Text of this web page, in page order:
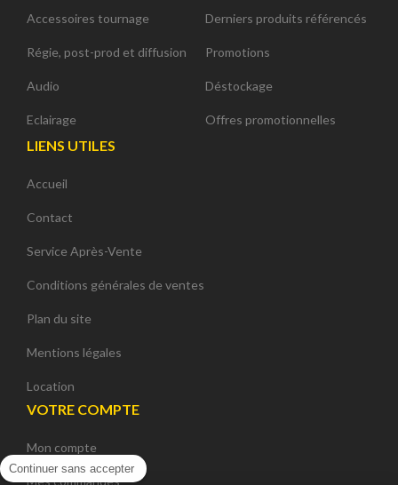
Accessoires tournage
Régie, post-prod et diffusion
Audio
Eclairage
Derniers produits référencés
Promotions
Déstockage
Offres promotionnelles
LIENS UTILES
Accueil
Contact
Service Après-Vente
Conditions générales de ventes
Plan du site
Mentions légales
Location
VOTRE COMPTE
Mon compte
Mes commandes
Continuer sans accepter